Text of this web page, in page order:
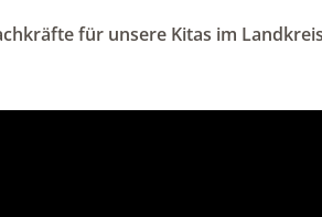
für unsere Kitas im